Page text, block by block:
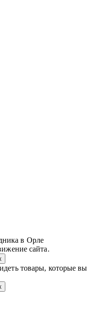
в Орле
сайта.
товары, которые вы